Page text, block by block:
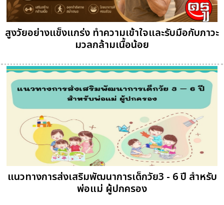
สูงวัยอย่างแข็งแกร่ง ทำความเข้าใจและรับมือกับภาวะ
มวลกล้ามเนื้อน้อย
แนวทางการส่งเสริมพัฒนาการเด็กวัย3 - 6 ปี สำหรับ
พ่อแม่ ผู้ปกครอง